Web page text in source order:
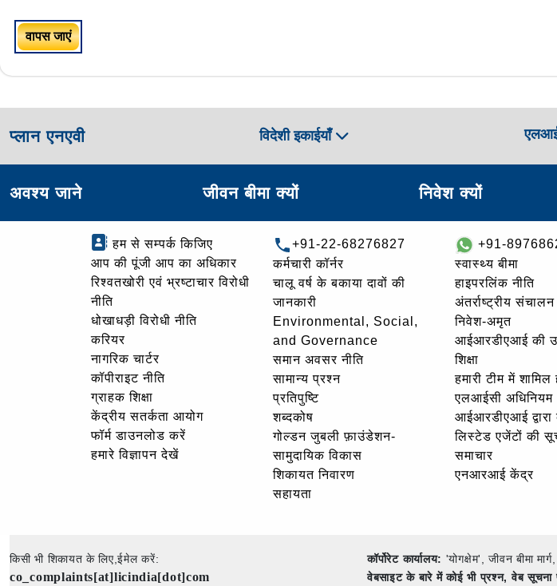
वापस जाएं
प्लान एनएवी विदेशी इकाईयाँ
अवश्य जाने जीवन बीमा क्यों निवेश क्यों
हम से सम्पर्क किजिए
आप की पूंजी आप का अधिकार
रिश्वतखोरी एवं भ्रष्टाचार विरोधी
नीति
धोखाधड़ी विरोधी नीति
करियर
नागरिक चार्टर
कॉपीराइट नीति
ग्राहक शिक्षा
केंद्रीय सतर्कता आयोग
फॉर्म डाउनलोड करें
हमारे विज्ञापन देखें
+91-22-68276827
कर्मचारी कॉर्नर
चालू वर्ष के बकाया दावों की
जानकारी
Environmental, Social,
and Governance
समान अवसर नीति
सामान्य प्रश्न
प्रतिपुष्टि
शब्दकोष
गोल्‍डन जुबली फ़ाउंडेशन-
सामुदायिक विकास
शिकायत निवारण
सहायता
+91-
स्वास्थ्य बीमा
हाइपरलिंक नीति
अंतर्राष्ट्रीय
निवेश-अमृत
आईआरडीएआई की
शिक्षा
हमारी टीम में शामिल
एलआईसी अधिनियम
आईआरडीएआई
लिस्टेड एजेंटों की
समाचार
एनआरआई केंद्र
किसी भी शिकायत के लिए,ईमेल करें:
co_complaints[at]licindia[dot]com
कॉर्पोरेट कार्यालय: 'योगक्षेम', जीवन बीमा
वेबसाइट के बारे में कोई भी प्रश्न, वेब सूचना